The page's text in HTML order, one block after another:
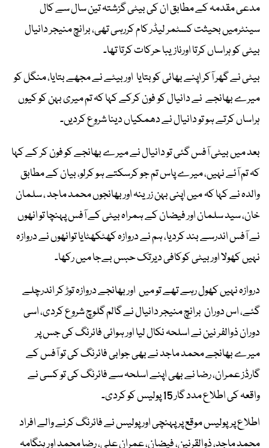
مدعی مقدمہ کے مطابق ان کی بیٹی گزشتہ تین سال سے کال
سینٹرمیں بحیثت کسٹمر لیڈر کام کررہی تھی، برانچ منیجر دانیال
بیٹی کو ہراساں کرتا اورنازیبا حرکات کرتا تھا۔
بیٹی نے گھر آکر اپنے بھائی کو بتایا اور بیٹے نے مجھے بتایا، منگل کو
میرے بھانجے نے دانیال کو فون کرکے کہا کہ تم میری بہن کو کیوں
ہراساں کرتے ہو تو دانیال نے دھمکیاں دینا شروع کردیں۔
بعد میں بیٹی آفس گئی تو دانیال نے میرے بھانجے کو فون کر کے کہا
کہ تم آئے نہیں، میرے پاس تم جو کرسکتے ہو کرلو، بیان کے مطابق
والدہ نے کہا کہ میں اپنی بہن زرینہ اوربھانجوں محمد ماجد ، سلمان
خان، سید سلمان اور فیضان کے ہمراہ بیٹی کے آفس پہنچا تو انھوں
نے آفس اندرسے بند کردیا، ہم نے دروازہ کھٹکھٹایا توانھوں نے دروازہ
نہیں کھولا اور بیٹی کوکافی دیرتک حبس بےجا میں رکھا۔
دروازہ نہیں کھول رہے تھے تو میں اور بھانجے دروازہ توڑ کر اندرچلے
گئے، اس دوران برانچ منیجر دانیال نے گالم گلوچ شروع کردی، اسی
دوران ذوالفر نین نے اسلحہ نکال لیا اور ہوائی فائرنگ کی جس پر
میرے بھانجے محمد ماجد نے بھی جوابی فائرنگ کی تو آفس کے
گارڈز عمران، رضا نے بھی اپنے اسلحہ سے فائرنگ کی تو کسی نے
واقعہ کی اطلاع مدد گار 15 پولیس کو کردی۔
اطلاع پرپولیس موقع پر پہنچی اور پولیس نے فائرنگ کرنے والے افراد
محمد ماجد، ذوالقرنین، فیضان، عمران علی، رضا محمد اور ہنگامہ